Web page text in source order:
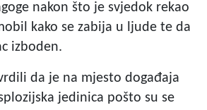
nakon što je svjedok rekao
kako se zabija u ljude te da
izboden.
da je na mjesto događaja
jedinica pošto su se